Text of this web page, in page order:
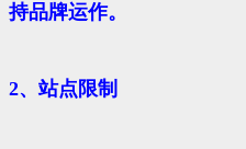
持品牌运作。
2、站点限制